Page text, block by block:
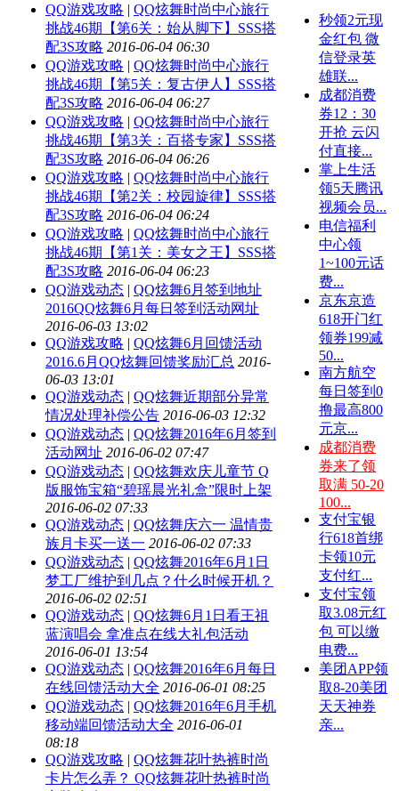
QQ游戏攻略 | QQ炫舞时尚中心旅行
挑战46期【第6关：始从脚下】SSS搭
配3S攻略 2016-06-04 06:30
QQ游戏攻略 | QQ炫舞时尚中心旅行
挑战46期【第5关：复古伊人】SSS搭
配3S攻略 2016-06-04 06:27
QQ游戏攻略 | QQ炫舞时尚中心旅行
挑战46期【第3关：百搭专家】SSS搭
配3S攻略 2016-06-04 06:26
QQ游戏攻略 | QQ炫舞时尚中心旅行
挑战46期【第2关：校园旋律】SSS搭
配3S攻略 2016-06-04 06:24
QQ游戏攻略 | QQ炫舞时尚中心旅行
挑战46期【第1关：美女之王】SSS搭
配3S攻略 2016-06-04 06:23
QQ游戏动态 | QQ炫舞6月签到地址
2016QQ炫舞6月每日签到活动网址
2016-06-03 13:02
QQ游戏攻略 | QQ炫舞6月回馈活动
2016.6月QQ炫舞回馈奖励汇总 2016-
06-03 13:01
QQ游戏动态 | QQ炫舞近期部分异常
情况处理补偿公告 2016-06-03 12:32
QQ游戏动态 | QQ炫舞2016年6月签到
活动网址 2016-06-02 07:47
QQ游戏动态 | QQ炫舞欢庆儿童节 Q
版服饰宝箱“碧瑶晨光礼盒”限时上架
2016-06-02 07:33
QQ游戏动态 | QQ炫舞庆六一 温情贵
族月卡买一送一 2016-06-02 07:33
QQ游戏动态 | QQ炫舞2016年6月1日
梦工厂维护到几点？什么时候开机？
2016-06-02 02:51
QQ游戏动态 | QQ炫舞6月1日看王祖
蓝演唱会 拿准点在线大礼包活动
2016-06-01 13:54
QQ游戏动态 | QQ炫舞2016年6月每日
在线回馈活动大全 2016-06-01 08:25
QQ游戏动态 | QQ炫舞2016年6月手机
移动端回馈活动大全 2016-06-01
08:18
QQ游戏攻略 | QQ炫舞花叶热裤时尚
卡片怎么弄？ QQ炫舞花叶热裤时尚
秒领2元现
金红包 微
信登录英
雄联...
成都消费
券12：30
开抢 云闪
付直接...
掌上生活
领5天腾讯
视频会员...
电信福利
中心领
1~100元话
费...
京东京造
618开门红
领券199减
50...
南方航空
每日签到0
撸最高800
元京...
成都消费
券来了领
取满 50-20
100...
支付宝银
行618首绑
卡领10元
支付红...
支付宝领
取3.08元红
包 可以缴
电费...
美团APP领
取8-20美团
天天神券
亲...